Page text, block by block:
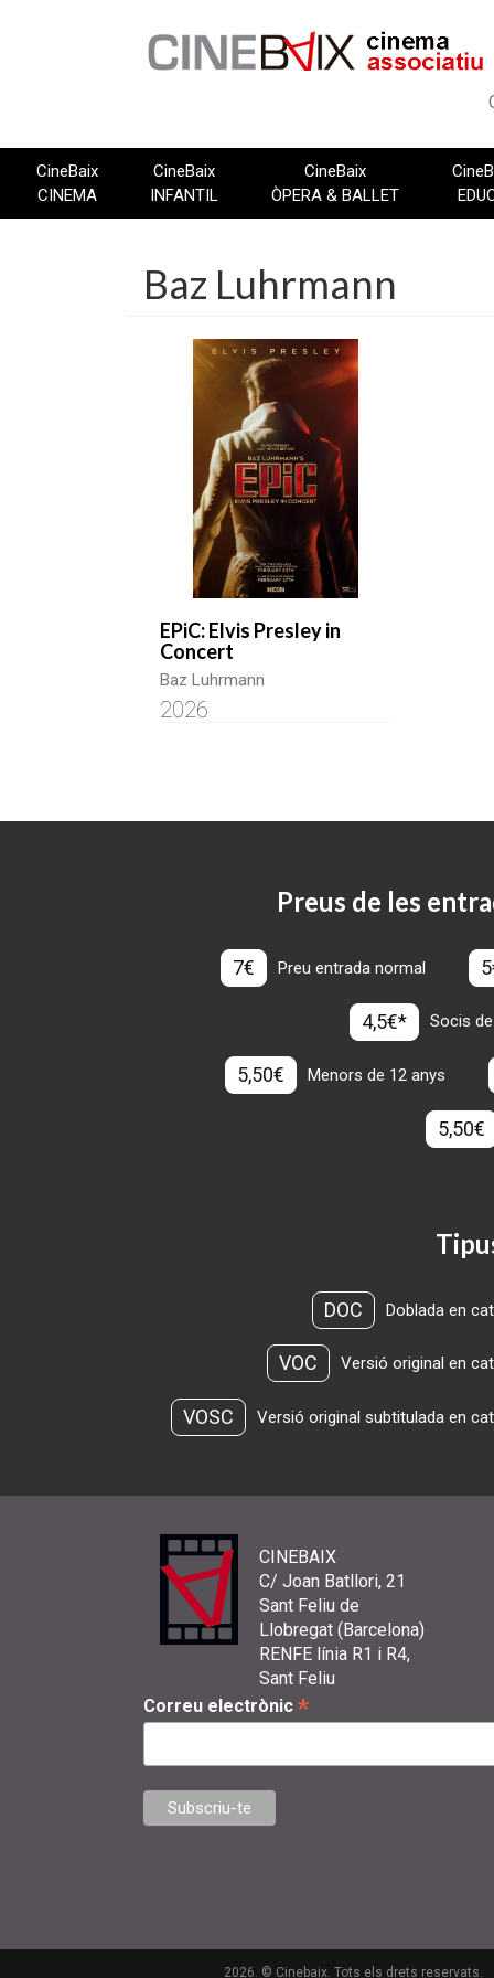
CineBaix
CINEMA
CineBaix
INFANTIL
CineBaix
ÒPERA & BALLET
Baz Luhrmann
EPiC: Elvis Presley in
Concert
Baz Luhrmann
2026
Preus de les
7€ Preu entrada normal
4,5€* Socis
5,50€ Menors de 12 anys
5,50€
DOC Doblada en
VOC Versió original en
VOSC Versió original subtitulada en
CINEBAIX
C/ Joan Batllori, 21
Sant Feliu de
Llobregat (Barcelona)
RENFE línia R1 i R4,
Sant Feliu
Correu electrònic *
2026. © Cinebaix. Tots els drets reservats.